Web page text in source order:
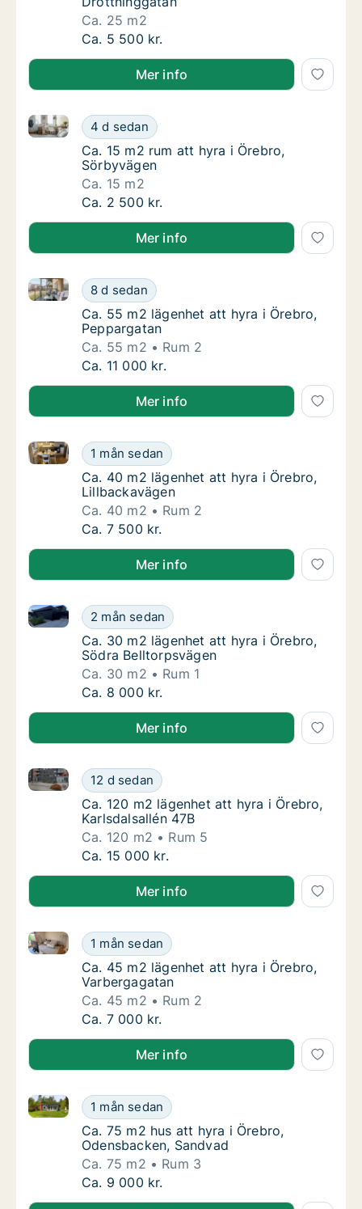
Ca. 25 m2
Ca. 25 m2 rum att hyra i Örebro,
Ca. 5 500 kr.
Mer info
Ca. 15 m2 rum att hyra i Örebro,
4 d sedan
Ca. 15 m2 rum att hyra i Örebro, Sörbyvägen
Ca. 15 m2 rum att hyra i Örebro, Sörbyvägen
Ca. 15 m2 rum att hyra i Örebro,
Sörbyvägen
Ca. 15 m2
Ca. 15 m2 rum att hyra i Örebro,
Ca. 2 500 kr.
Mer info
Ca. 55 m2 lägenhet att hyra i Örebro,
8 d sedan
Ca. 55 m2 lägenhet att hyra i Örebro, Peppargatan
Ca. 55 m2 lägenhet att hyra i Örebro,
Ca. 55 m2 lägenhet att hyra i Örebro,
Peppargatan
Ca. 55 m2
Rum 2
Ca. 55 m2 lägenhet att hyra i Örebro,
Ca. 11 000 kr.
Mer info
Ca. 40 m2 lägenhet att hyra i Örebro,
1 mån sedan
Ca. 40 m2 lägenhet att hyra i Örebro, Lillbackavägen
Ca. 40 m2 lägenhet att hyra i Örebro,
Ca. 40 m2 lägenhet att hyra i Örebro,
Lillbackavägen
Ca. 40 m2
Rum 2
Ca. 40 m2 lägenhet att hyra i Örebro,
Ca. 7 500 kr.
Mer info
Ca. 30 m2 lägenhet att hyra i Örebro,
2 mån sedan
Ca. 30 m2 lägenhet att hyra i Örebro, Södra
Ca. 30 m2 lägenhet att hyra i Örebro,
Ca. 30 m2 lägenhet att hyra i Örebro,
Södra Belltorpsvägen
Ca. 30 m2
Rum 1
Ca. 30 m2 lägenhet att hyra i Örebro,
Ca. 8 000 kr.
Mer info
Ca. 120 m2 lägenhet att hyra i Örebro,
12 d sedan
Ca. 120 m2 lägenhet att hyra i Örebro, Karlsdalsallén
Ca. 120 m2 lägenhet att hyra i Örebro,
Ca. 120 m2 lägenhet att hyra i Örebro,
Karlsdalsallén 47B
Ca. 120 m2
Rum 5
Ca. 120 m2 lägenhet att hyra i Örebro,
Ca. 15 000 kr.
Mer info
Ca. 45 m2 lägenhet att hyra i Örebro,
1 mån sedan
Ca. 45 m2 lägenhet att hyra i Örebro, Varbergagatan
Ca. 45 m2 lägenhet att hyra i Örebro,
Ca. 45 m2 lägenhet att hyra i Örebro,
Varbergagatan
Ca. 45 m2
Rum 2
Ca. 45 m2 lägenhet att hyra i Örebro,
Ca. 7 000 kr.
Mer info
Ca. 75 m2 hus att hyra i Örebro,
1 mån sedan
Ca. 75 m2 hus att hyra i Örebro, Odensbacken,
Ca. 75 m2 hus att hyra i Örebro,
Ca. 75 m2 hus att hyra i Örebro,
Odensbacken, Sandvad
Ca. 75 m2
Rum 3
Ca. 75 m2 hus att hyra i Örebro,
Ca. 9 000 kr.